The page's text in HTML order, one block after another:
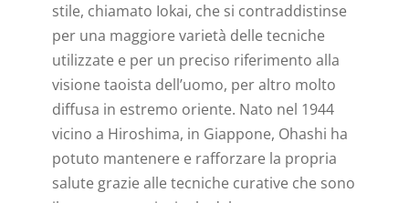
stile, chiamato Iokai, che si contraddistinse
per una maggiore varietà delle tecniche
utilizzate e per un preciso riferimento alla
visione taoista dell’uomo, per altro molto
diffusa in estremo oriente. Nato nel 1944
vicino a Hiroshima, in Giappone, Ohashi ha
potuto mantenere e rafforzare la propria
salute grazie alle tecniche curative che sono